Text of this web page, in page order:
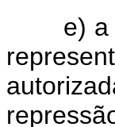
e) a